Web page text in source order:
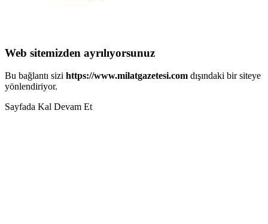
Web sitemizden ayrılıyorsunuz
Bu bağlantı sizi https://www.milatgazetesi.com dışındaki bir siteye
yönlendiriyor.
Sayfada Kal Devam Et